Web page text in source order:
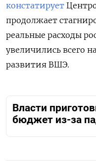
констатирует
продолжает
реальные расходы
увеличились всего
развития ВШЭ.
Власти
бюджет из-за